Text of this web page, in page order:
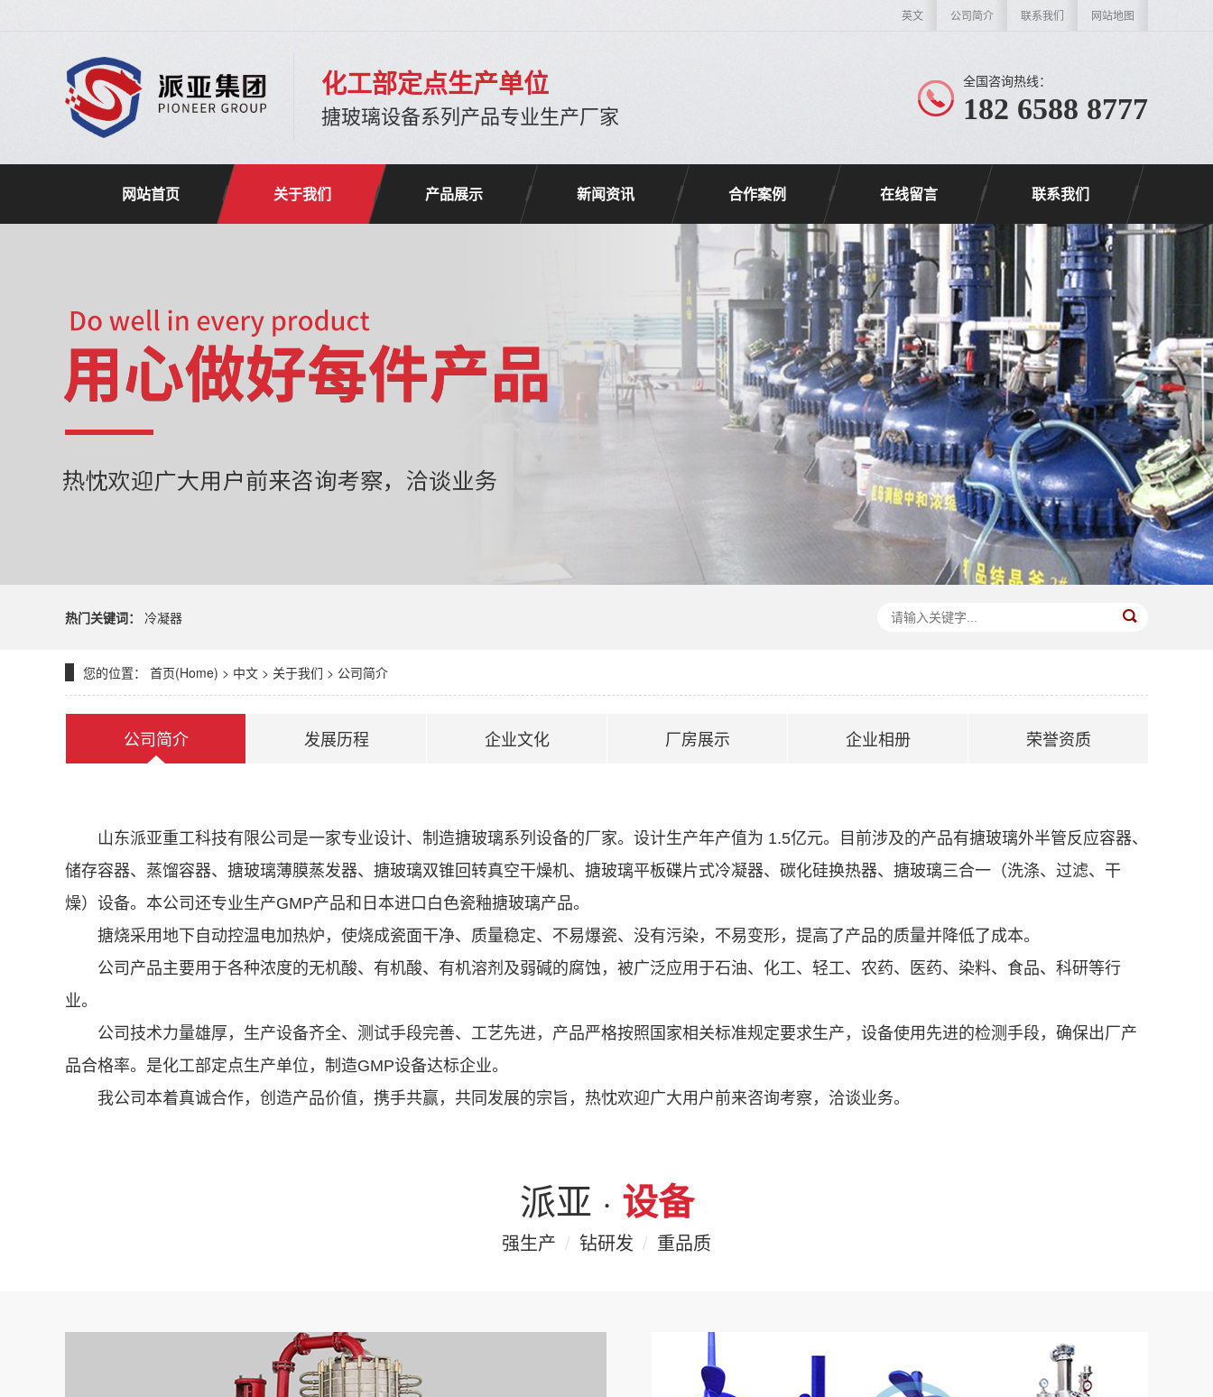
英文 公司简介 联系我们 网站地图
化工部定点生产单位
搪玻璃设备系列产品专业生产厂家
全国咨询热线：
182 6588 8777
网站首页 关于我们 产品展示 新闻资讯 合作案例 在线留言 联系我们
热门关键词： 冷凝器
您的位置： 首页(Home) > 中文 > 关于我们 > 公司简介
公司简介 发展历程 企业文化 厂房展示 企业相册 荣誉资质
山东派亚重工科技有限公司是一家专业设计、制造搪玻璃系列设备的厂家。设计生产年产值为 1.5亿元。目前涉及的产品有搪玻璃外半管反应容器、
储存容器、蒸馏容器、搪玻璃薄膜蒸发器、搪玻璃双锥回转真空干燥机、搪玻璃平板碟片式冷凝器、碳化硅换热器、搪玻璃三合一（洗涤、过滤、干
燥）设备。本公司还专业生产GMP产品和日本进口白色瓷釉搪玻璃产品。
搪烧采用地下自动控温电加热炉，使烧成瓷面干净、质量稳定、不易爆瓷、没有污染，不易变形，提高了产品的质量并降低了成本。
公司产品主要用于各种浓度的无机酸、有机酸、有机溶剂及弱碱的腐蚀，被广泛应用于石油、化工、轻工、农药、医药、染料、食品、科研等行
业。
公司技术力量雄厚，生产设备齐全、测试手段完善、工艺先进，产品严格按照国家相关标准规定要求生产，设备使用先进的检测手段，确保出厂产
品合格率。是化工部定点生产单位，制造GMP设备达标企业。
我公司本着真诚合作，创造产品价值，携手共赢，共同发展的宗旨，热忱欢迎广大用户前来咨询考察，洽谈业务。
派亚 · 设备
强生产 / 钻研发 / 重品质